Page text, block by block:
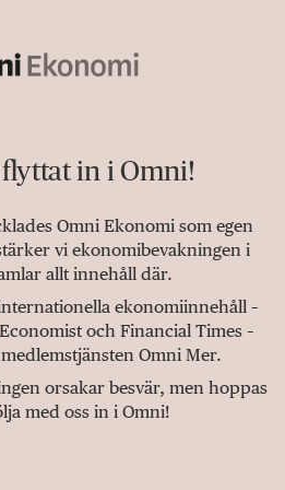
in i Omni!
Omni Ekonomi som egen
vi ekonomibevakningen i
allt innehåll där.
ekonomiinnehåll –
och Financial Times –
Omni Mer.
orsakar besvär, men hoppas
med oss in i Omni!